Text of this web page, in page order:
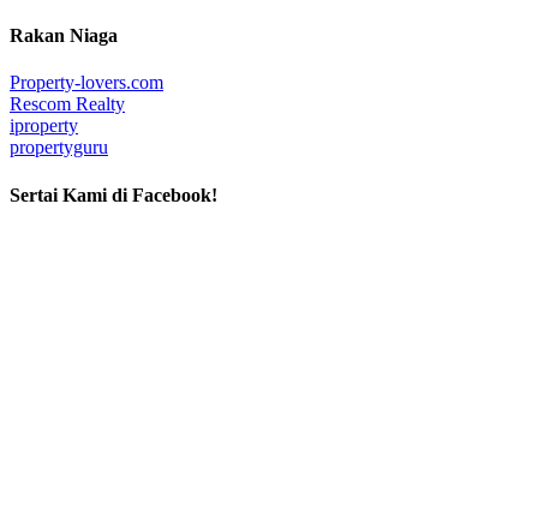
Rakan Niaga
Property-lovers.com
Rescom Realty
iproperty
propertyguru
Sertai Kami di Facebook!